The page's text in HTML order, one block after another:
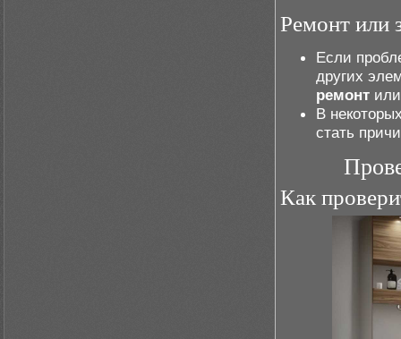
Ремонт или
Если
других
ремонт
В
стать
Как